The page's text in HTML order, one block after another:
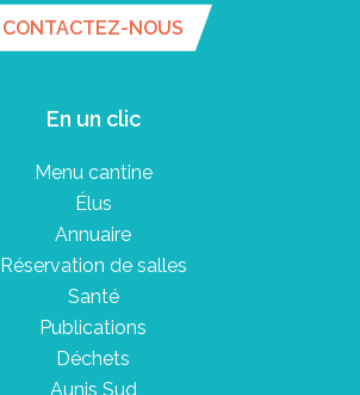
CONTACTEZ-NOUS
En un clic
Menu cantine
Élus
Annuaire
Réservation de salles
Santé
Publications
Déchets
Aunis Sud